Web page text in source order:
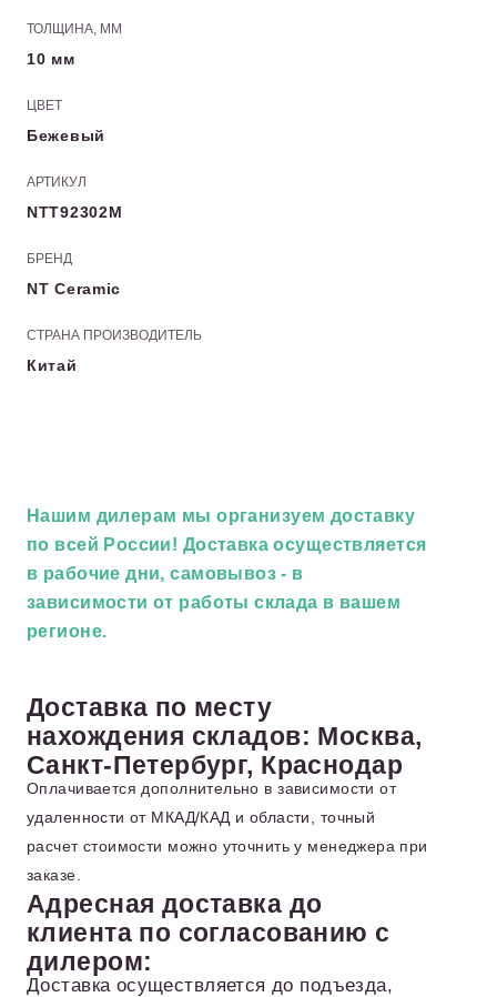
ТОЛЩИНА, ММ
10 мм
ЦВЕТ
Бежевый
АРТИКУЛ
NTT92302M
БРЕНД
NT Ceramic
СТРАНА ПРОИЗВОДИТЕЛЬ
Китай
Нашим дилерам мы организуем доставку
по всей России! Доставка осуществляется
в рабочие дни, самовывоз - в
зависимости от работы склада в вашем
регионе.
Доставка по месту
нахождения складов: Москва,
Санкт-Петербург, Краснодар
Оплачивается дополнительно в зависимости от
удаленности от МКАД/КАД и области, точный
расчет стоимости можно уточнить у менеджера при
заказе.
Адресная доставка до
клиента по согласованию с
дилером:
Доставка осуществляется до подъезда,